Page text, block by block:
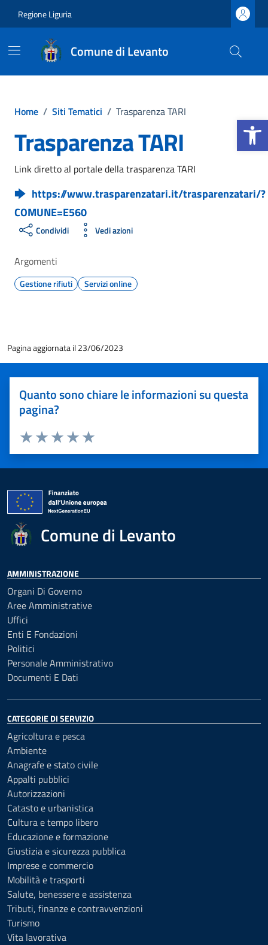
Apri la
Regione Liguria
Comune di Levanto
Home / Siti Tematici / Trasparenza TARI
Trasparenza TARI
Link diretto al portale della trasparenza TARI
https://www.trasparenzatari.it/trasparenzatari/?
COMUNE=E560
Condividi Vedi azioni
Argomenti
Gestione rifiuti Servizi online
Pagina aggiornata il 23/06/2023
Quanto sono chiare le informazioni su questa
pagina?
Valuta 5 stelle su 5
Valuta 4 stelle su 5
Valuta 3 stelle su 5
Valuta 2 stelle su 5
Valuta 1 stelle su 5
Comune di Levanto
AMMINISTRAZIONE
Organi Di Governo
Aree Amministrative
Uffici
Enti E Fondazioni
Politici
Personale Amministrativo
Documenti E Dati
CATEGORIE DI SERVIZIO
Agricoltura e pesca
Ambiente
Anagrafe e stato civile
Appalti pubblici
Autorizzazioni
Catasto e urbanistica
Cultura e tempo libero
Educazione e formazione
Giustizia e sicurezza pubblica
Imprese e commercio
Mobilità e trasporti
Salute, benessere e assistenza
Tributi, finanze e contravvenzioni
Turismo
Vita lavorativa